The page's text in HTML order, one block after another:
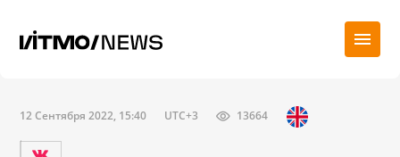
12 Сентября 2022, 15:40 UTC+3 13664